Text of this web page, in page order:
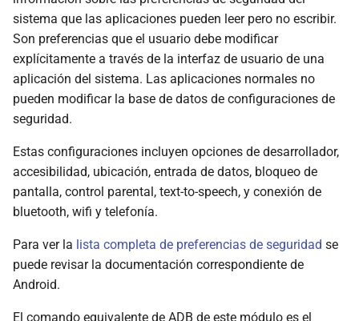
sistema que las aplicaciones pueden leer pero no escribir.
Son preferencias que el usuario debe modificar
explícitamente a través de la interfaz de usuario de una
aplicación del sistema. Las aplicaciones normales no
pueden modificar la base de datos de configuraciones de
seguridad.
Estas configuraciones incluyen opciones de desarrollador,
accesibilidad, ubicación, entrada de datos, bloqueo de
pantalla, control parental, text-to-speech, y conexión de
bluetooth, wifi y telefonía.
Para ver la lista completa de preferencias de seguridad se
puede revisar la documentación correspondiente de
Android.
El comando equivalente de ADB de este módulo es el